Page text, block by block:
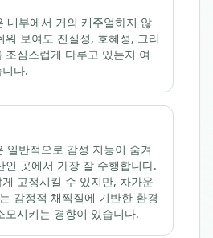
내부에서 거의 캐주얼하지 않
워 보여도 진실성, 호혜성, 그리
조심스럽게 다루고 있는지 여
다.
일반적으로 감성 지능이 숨겨
인 곳에서 가장 잘 수행합니다.
고정시킬 수 있지만, 차가운
감정적 채찍질에 기반한 환경
모시키는 경향이 있습니다.